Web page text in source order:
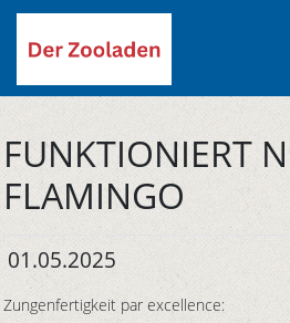
FUNKTIONIERT
FLAMINGO
01.05.2025
Zungenfertigkeit par excellence: